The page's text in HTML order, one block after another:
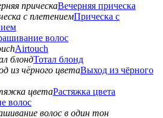
Вечерняя прическа
Прическа с
волос
Airtouch
Тотал блонд
Выход из чёрного
Растяжка цвета
волос